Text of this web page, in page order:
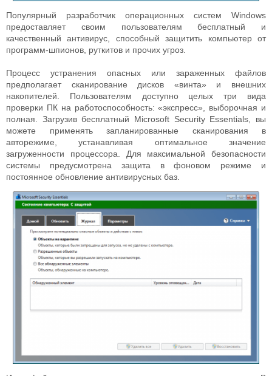
Популярный разработчик операционных систем Windows
предоставляет своим пользователям бесплатный и
качественный антивирус, способный защитить компьютер от
программ-шпионов, руткитов и прочих угроз.
Процесс устранения опасных или зараженных файлов
предполагает сканирование дисков «винта» и внешних
накопителей. Пользователям доступно целых три вида
проверки ПК на работоспособность: «экспресс», выборочная и
полная. Загрузив бесплатный Microsoft Security Essentials, вы
можете применять запланированные сканирования в
авторежиме, устанавливая оптимальное значение
загруженности процессора. Для максимальной безопасности
системы предусмотрена защита в фоновом режиме и
постоянное обновление антивирусных баз.